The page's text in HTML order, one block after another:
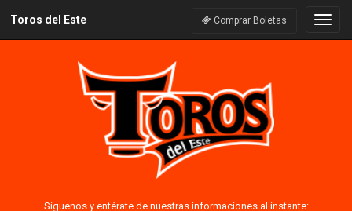
Toros del Este Comprar Boletas
Síguenos y entérate de nuestras informaciones al instante: